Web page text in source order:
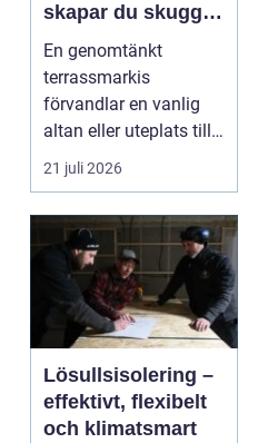
skapar du skugga,
stil och komfort på
uteplatsen
En genomtänkt
terrassmarkis
förvandlar en vanlig
altan eller uteplats till
ett extra rum under
somma...
21 juli 2026
Lösullsisolering –
effektivt, flexibelt
och klimatsmart